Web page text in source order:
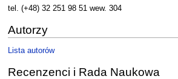
tel. (+48) 32 251 98 51 wew. 304
Autorzy
Lista autorów
Recenzenci i Rada Naukowa